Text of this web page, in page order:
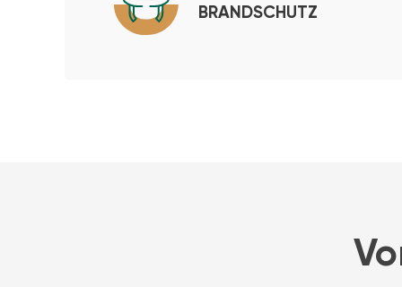
BRANDSCHUTZ